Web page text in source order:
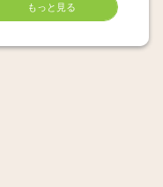
もっと見る